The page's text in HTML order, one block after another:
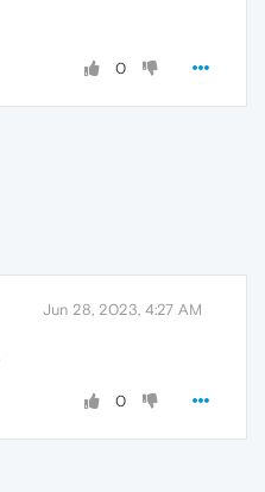
0
Jun 28, 2023, 4:27 AM
0